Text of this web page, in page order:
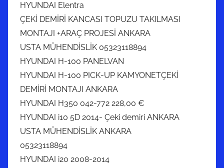
HYUNDAI Elentra
ÇEKİ DEMİRİ KANCASI TOPUZU TAKILMASI
MONTAJI +ARAÇ PROJESİ ANKARA
USTA MÜHENDİSLİK 05323118894
HYUNDAI H-100 PANELVAN
HYUNDAI H-100 PICK-UP KAMYONETÇEKİ
DEMİRİ MONTAJI ANKARA
HYUNDAI H350 042-772 228,00 €
HYUNDAI i10 5D 2014- Çeki demiri ANKARA
USTA MÜHENDİSLİK ANKARA
05323118894
HYUNDAI i20 2008-2014